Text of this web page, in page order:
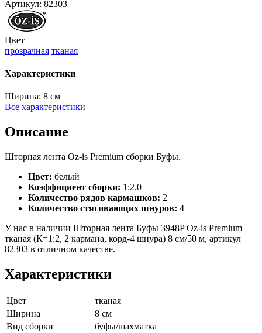
Артикул: 82303
Цвет
прозрачная тканая
Характеристики
Ширина: 8 см
Все характеристики
Описание
Шторная лента Oz-is Premium сборки Буфы.
Цвет: белый
Коэффициент сборки: 1:2.0
Количество рядов кармашков: 2
Количество стягивающих шнуров: 4
У нас в наличии Шторная лента Буфы 3948P Oz-is Premium
тканая (К=1:2, 2 кармана, корд-4 шнура) 8 см/50 м, артикул
82303 в отличном качестве.
Характеристики
Цвет
тканая
Ширина
8 см
Вид сборки
буфы/шахматка